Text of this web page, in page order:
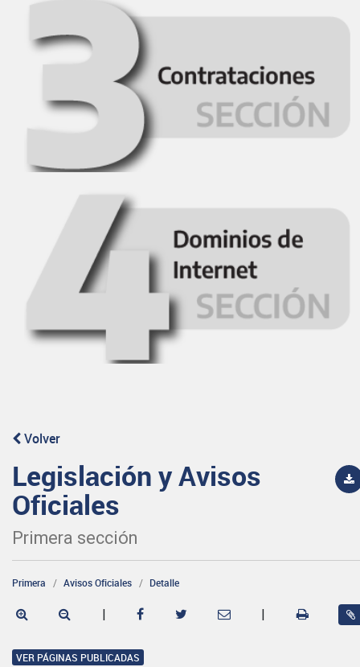
Volver
Legislación y Avisos
Oficiales
Primera sección
Primera Avisos Oficiales Detalle
| |
VER PÁGINAS PUBLICADAS